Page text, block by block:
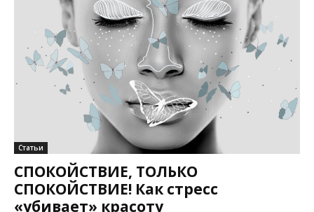
Статьи
СПОКОЙСТВИЕ, ТОЛЬКО
СПОКОЙСТВИЕ! Как стресс
«убивает» красоту